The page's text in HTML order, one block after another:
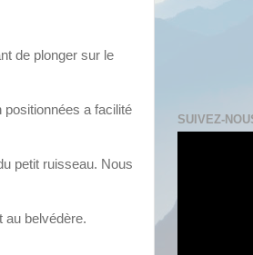
de plonger sur le
a facilité
petit ruisseau. Nous
au belvédère.
SUIVEZ-